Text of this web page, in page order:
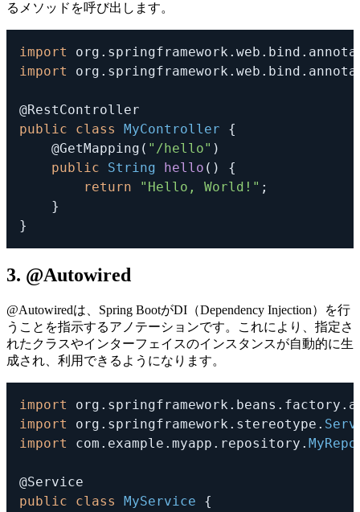
るメソッドを呼び出します。
import org . springframework . web . bind .
import
org . springframework . web . bind .
@RestController
public
class MyController
{
@GetMapping ( "/hello" )
public
String hello ( )
{
return
"Hello, World!" ;
}
}
3. @Autowired
@Autowiredは、Spring BootがDI（Dependency Injection）を行
うことを指示するアノテーションです。これにより、指定さ
れたクラスやインターフェイスのインスタンスが自動的に生
成され、利用できるようになります。
import org . springframework . beans . factory .
import
org . springframework . stereotype .
import
com . example . myapp . repository .
@Service
public
class MyService
{